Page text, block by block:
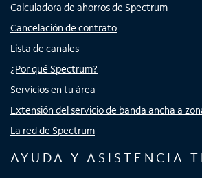
Calculadora de ahorros de Spectrum
Cancelación de contrato
Lista de canales
¿Por qué Spectrum?
Servicios en tu área
Extensión del servicio de banda ancha a
La red de Spectrum
AYUDA Y ASISTENCIA